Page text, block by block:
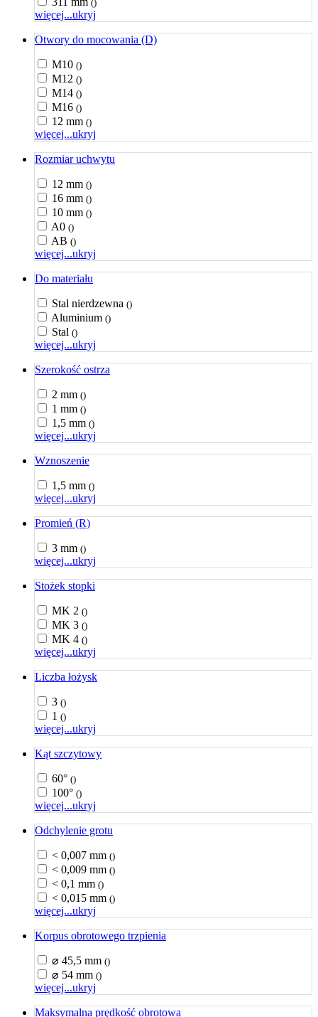
()
więcej...ukryj
Otwory do mocowania (D)
M10 ()
M12 ()
M14 ()
M16 ()
12 mm ()
więcej...ukryj
Rozmiar uchwytu
12 mm ()
16 mm ()
10 mm ()
A0 ()
AB ()
więcej...ukryj
Do materiału
Stal nierdzewna ()
Aluminium ()
Stal ()
więcej...ukryj
Szerokość ostrza
2 mm ()
1 mm ()
1,5 mm ()
więcej...ukryj
Wznoszenie
1,5 mm ()
więcej...ukryj
Promień (R)
3 mm ()
więcej...ukryj
Stożek stopki
MK 2 ()
MK 3 ()
MK 4 ()
więcej...ukryj
Liczba łożysk
3 ()
1 ()
więcej...ukryj
Kąt szczytowy
60° ()
100° ()
więcej...ukryj
Odchylenie grotu
< 0,007 mm ()
< 0,009 mm ()
< 0,1 mm ()
< 0,015 mm ()
więcej...ukryj
Korpus obrotowego trzpienia
⌀ 45,5 mm ()
⌀ 54 mm ()
więcej...ukryj
Maksymalna prędkość obrotowa